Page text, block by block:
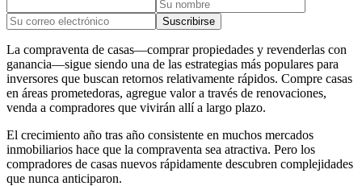
Suscribirse
La compraventa de casas—comprar propiedades y revenderlas con
ganancia—sigue siendo una de las estrategias más populares para
inversores que buscan retornos relativamente rápidos. Compre casas
en áreas prometedoras, agregue valor a través de renovaciones,
venda a compradores que vivirán allí a largo plazo.
El crecimiento año tras año consistente en muchos mercados
inmobiliarios hace que la compraventa sea atractiva. Pero los
compradores de casas nuevos rápidamente descubren complejidades
que nunca anticiparon.